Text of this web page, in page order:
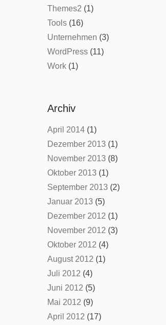
Themes2 (1)
Tools(16)
Unternehmen (3)
WordPress(11)
Work(1)
Archiv
April 2014(1)
Dezember 2013 (1)
November 2013 (8)
Oktober 2013 (1)
September 2013 (2)
Januar 2013 (5)
Dezember 2012 (1)
November 2012 (3)
Oktober 2012 (4)
August 2012 (1)
Juli 2012 (4)
Juni 2012 (5)
Mai 2012 (9)
April 2012 (17)